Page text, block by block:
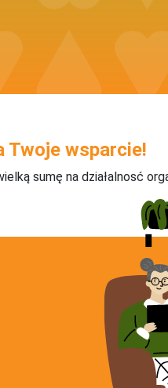
Twoje wsparcie!
sumę na działalnosć